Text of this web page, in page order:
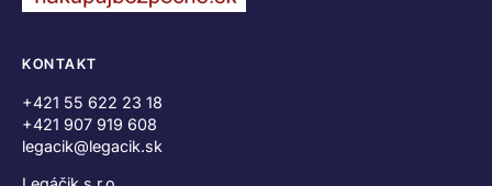
KONTAKT
+421 55 622 23 18
+421 907 919 608
legacik@legacik.sk